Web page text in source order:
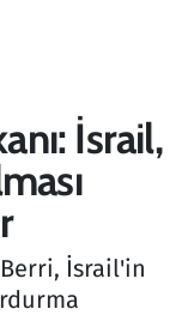
İsrail,
İsrail'in